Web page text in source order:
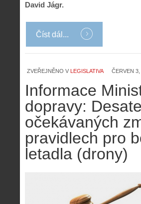
David Jágr.
Číst dál...
ZVEŘEJNĚNO V LEGISLATIVA ČERVEN
Informace
dopravy:
očekávaných
pravidlech pro
letadla (drony)